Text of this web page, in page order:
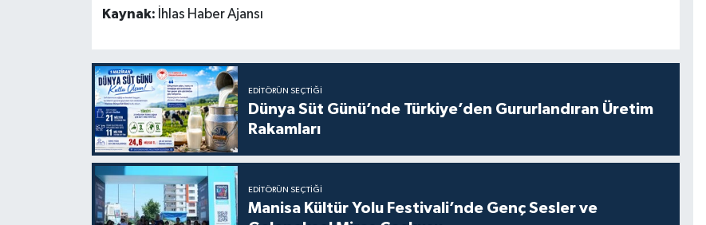
Kaynak: İhlas Haber Ajansı
EDITÖRÜN SEÇTIĞI
Dünya Süt Günü’nde Türkiye’den Gururlandıran Üretim
Rakamları
EDITÖRÜN SEÇTIĞI
Manisa Kültür Yolu Festivali’nde Genç Sesler ve